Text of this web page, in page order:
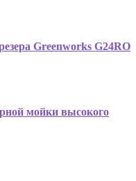
Greenworks G24RO
мойки высокого